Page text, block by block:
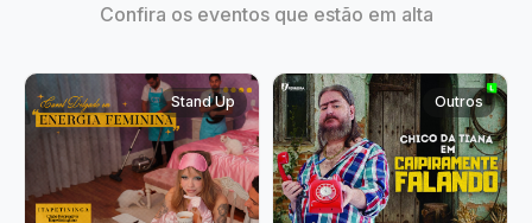
Confira os eventos que estão em alta
Stand Up Outros